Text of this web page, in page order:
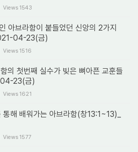
Views 1543
아브라함이 붙들었던 신앙의 2가지
04-23(금)
Views 1516
의 첫번째 실수가 빚은 뼈아픈 교훈들
23(금)
Views 1621
해 배워가는 아브라함(창13:1~13)_
Views 1577